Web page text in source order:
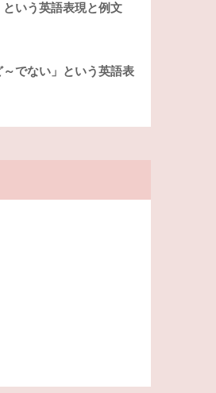
という英語表現と例文
～でない」という英語表